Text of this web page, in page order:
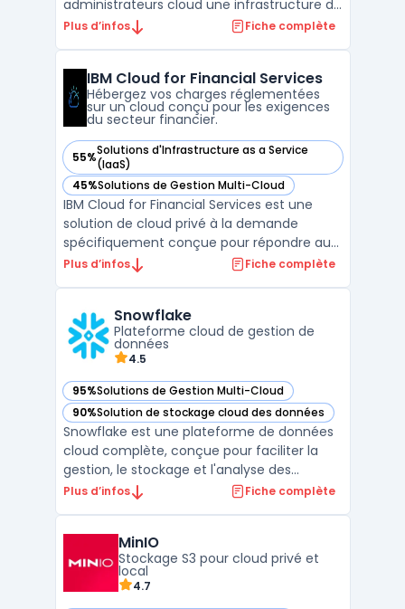
administrateurs cloud une infrastructure de
gestion centralisée pour le déploiement de
Foundation offre aux équipes IT la
possibilité de gérer la micro-s ...
Plus d’infos Fiche complète
IBM Cloud for Financial Services
Hébergez vos charges réglementées
sur un cloud conçu pour les exigences
du secteur financier.
55%Solutions d'Infrastructure as a Service
(IaaS)
— voir IBM Cloud for Financial Services dans cette catégorie
45%Solutions de Gestion Multi-Cloud
— voir IBM Cloud for Financial Services dans cette catégorie
IBM Cloud for Financial Services est une
solution de cloud privé à la demande
spécifiquement conçue pour répondre aux
besoins des entreprises du secteur
permettant aux institutions financières de
migrer leurs charges de ...
Plus d’infos Fiche complète
Snowflake
Plateforme cloud de gestion de
données
4.5
95%Solutions de Gestion Multi-Cloud
— voir Snowflake dans cette catégorie
90%Solution de stockage cloud des données
— voir Snowflake dans cette catégorie
Snowflake est une plateforme de données
cloud complète, conçue pour faciliter la
gestion, le stockage et l'analyse des
données à grande échelle. Grâce à son
données sur AWS, Microsoft Azure, ou
Google Cloud, facilitant ains ...
Plus d’infos Fiche complète
MinIO
Stockage S3 pour cloud privé et
local
4.7